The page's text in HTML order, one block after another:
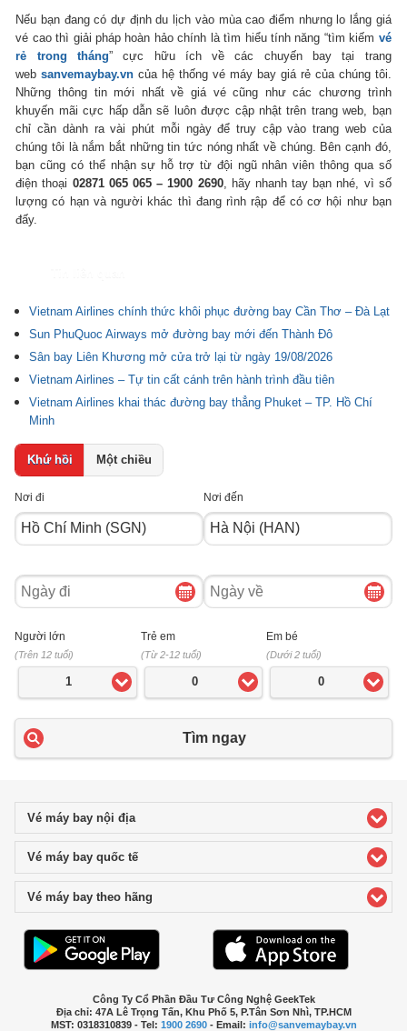
Nếu bạn đang có dự định du lịch vào mùa cao điểm nhưng lo lắng giá
vé cao thì giải pháp hoàn hảo chính là tìm hiểu tính năng “tìm kiếm vé
rẻ trong tháng” cực hữu ích về các chuyến bay tại trang
websanvemaybay.vn của hệ thống vé máy bay giá rẻ của chúng tôi.
Những thông tin mới nhất về giá vé cũng như các chương trình
khuyến mãi cực hấp dẫn sẽ luôn được cập nhật trên trang web, bạn
chỉ cần dành ra vài phút mỗi ngày để truy cập vào trang web của
chúng tôi là nắm bắt những tin tức nóng nhất về chúng. Bên cạnh đó,
bạn cũng có thể nhận sự hỗ trợ từ đội ngũ nhân viên thông qua số
điện thoại 02871 065 065 – 1900 2690, hãy nhanh tay bạn nhé, vì số
lượng có hạn và người khác thì đang rình rập để có cơ hội như bạn
đấy.
Vietnam Airlines chính thức khôi phục đường bay Cần Thơ – Đà Lạt
Sun PhuQuoc Airways mở đường bay mới đến Thành Đô
Sân bay Liên Khương mở cửa trở lại từ ngày 19/08/2026
Vietnam Airlines – Tự tin cất cánh trên hành trình đầu tiên
Vietnam Airlines khai thác đường bay thẳng Phuket – TP. Hồ Chí
Minh
Khứ hồi Một chiều
Nơi đi Nơi đến
Ngày
đi
Ngày
về
Người lớn
(Trên 12 tuổi)
1
Trẻ em
(Từ 2-12 tuổi)
0
Em bé
(Dưới 2 tuổi)
0
Tìm ngay
Vé máy bay nội địaclick to expand contents
Vé máy bay quốc tếclick to expand contents
Vé máy bay theo hãng
Công Ty Cổ Phần Đầu Tư Công Nghệ GeekTek
Địa chỉ: 47A Lê Trọng Tấn, Khu Phố 5, P.Tân Sơn Nhì, TP.HCM
MST: 0318310839 - Tel: 1900 2690- Email: info@sanvemaybay.vn